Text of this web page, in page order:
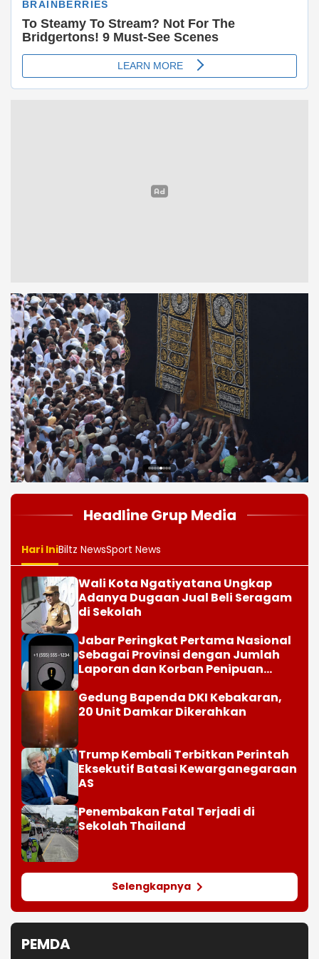
12345678
Headline Grup Media
Hari IniBiltz NewsSport News
Wali Kota Ngatiyatana Ungkap
Adanya Dugaan Jual Beli Seragam
di Sekolah
Jabar Peringkat Pertama Nasional
Sebagai Provinsi dengan Jumlah
Laporan dan Korban Penipuan
Gedung Bapenda DKI Kebakaran,
20 Unit Damkar Dikerahkan
Trump Kembali Terbitkan Perintah
Eksekutif Batasi Kewarganegaraan
AS
Penembakan Fatal Terjadi di
Sekolah Thailand
Selengkapnya
PEMDA